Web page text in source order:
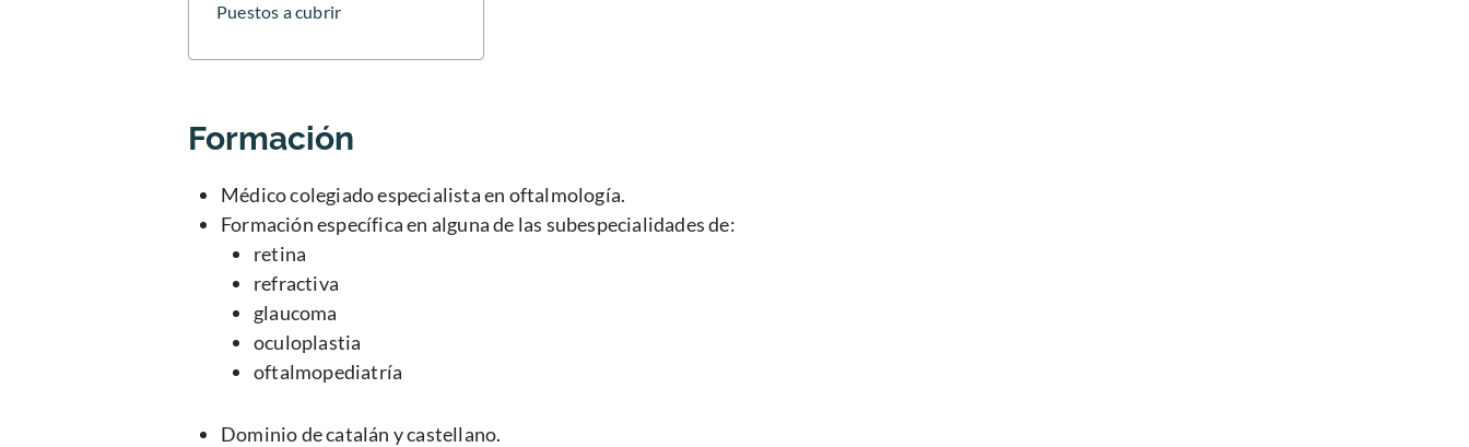
Puestos a cubrir
Formación
Médico colegiado especialista en oftalmología.
Formación específica en alguna de las subespecialidades de:
retina
refractiva
glaucoma
oculoplastia
oftalmopediatría
Dominio de catalán y castellano.